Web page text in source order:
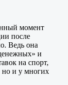
момент
после
Ведь она
и
на спорт,
но и у многих